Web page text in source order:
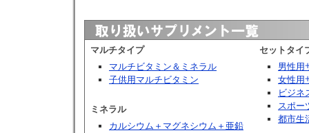
マルチタイプ
マルチビタミン＆ミネラル
子供用マルチビタミン
ミネラル
カルシウム＋マグネシウム＋亜鉛
セットタイ
男性用
女性用
ビジネ
スポー
都市生